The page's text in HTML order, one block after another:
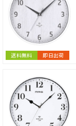
送料無料 即日出荷